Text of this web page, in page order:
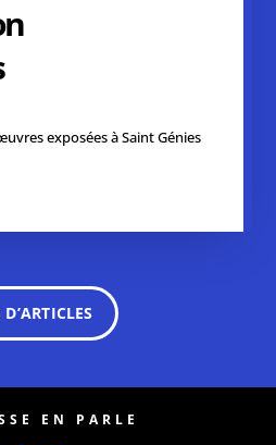
exposées à Saint Génies
EN PARLE